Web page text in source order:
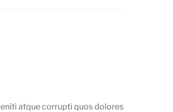
atque corrupti quos dolores